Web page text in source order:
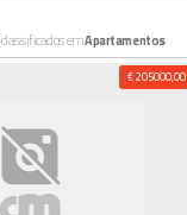
classificados emApartamentos
€ 205000,00